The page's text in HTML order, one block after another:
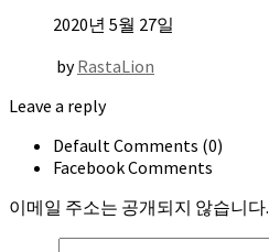
2020년 5월 27일
byRastaLion
Leave a reply
Default Comments (0)
Facebook Comments
이메일 주소는 공개되지 않습니다.